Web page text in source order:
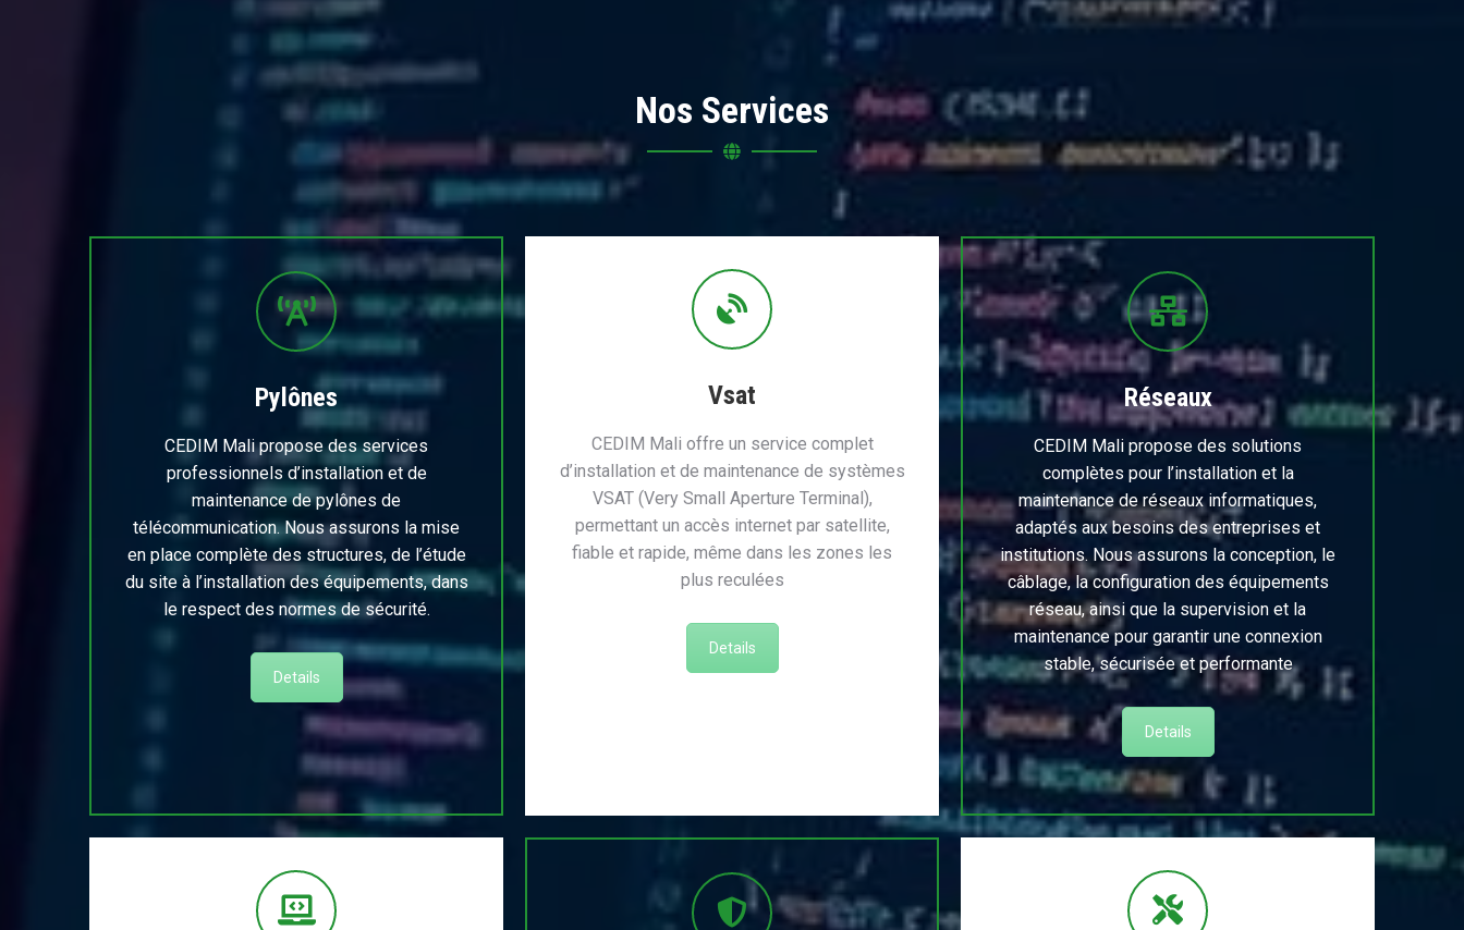
Nos Services
Pylônes
CEDIM Mali propose des services
professionnels d’installation et de
maintenance de pylônes de
télécommunication. Nous assurons la mise
en place complète des structures, de l’étude
du site à l’installation des équipements, dans
le respect des normes de sécurité.
Details
Vsat
CEDIM Mali offre un service complet
d’installation et de maintenance de systèmes
VSAT (Very Small Aperture Terminal),
permettant un accès internet par satellite,
fiable et rapide, même dans les zones les
plus reculées
Details
Réseaux
CEDIM Mali propose des solutions
complètes pour l’installation et la
maintenance de réseaux informatiques,
adaptés aux besoins des entreprises et
institutions. Nous assurons la conception, le
câblage, la configuration des équipements
réseau, ainsi que la supervision et la
maintenance pour garantir une connexion
stable, sécurisée et performante
Details